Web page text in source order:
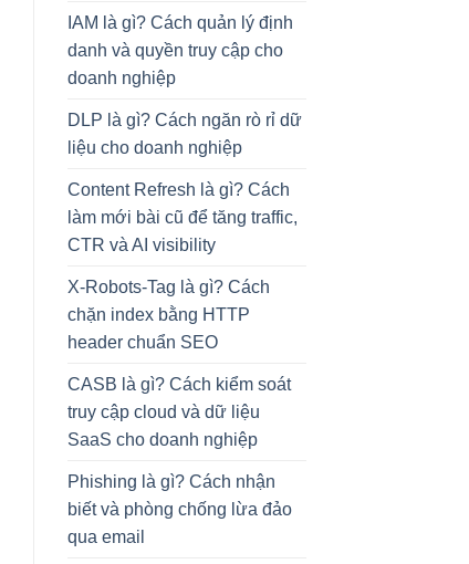
IAM là gì? Cách quản lý định
danh và quyền truy cập cho
doanh nghiệp
DLP là gì? Cách ngăn rò rỉ dữ
liệu cho doanh nghiệp
Content Refresh là gì? Cách
làm mới bài cũ để tăng traffic,
CTR và AI visibility
X-Robots-Tag là gì? Cách
chặn index bằng HTTP
header chuẩn SEO
CASB là gì? Cách kiểm soát
truy cập cloud và dữ liệu
SaaS cho doanh nghiệp
Phishing là gì? Cách nhận
biết và phòng chống lừa đảo
qua email